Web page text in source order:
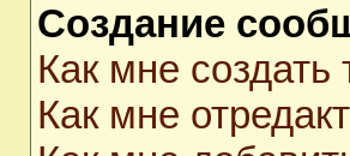
Создание
Как мне
Как мне